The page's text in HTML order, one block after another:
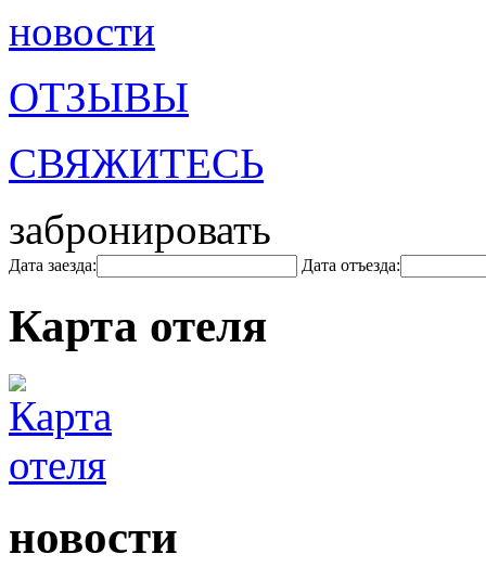
новости
ОТЗЫВЫ
СВЯЖИТЕСЬ
забронировать
Дата заезда: Дата отъезда:
Карта отеля
новости